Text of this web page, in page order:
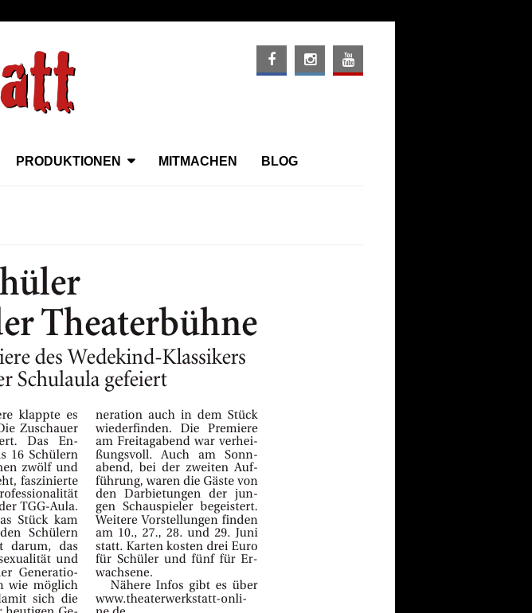
PRODUKTIONEN MITMACHEN BLOG